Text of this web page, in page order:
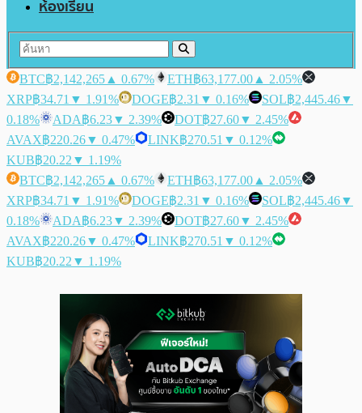
ห้องเรียน
BTC฿2,142,265 ▲ 0.67% ETH฿63,177.00 ▲ 2.05%
XRP฿34.71 ▼ 1.91% DOGE฿2.31 ▼ 0.16% SOL฿2,445.46▼
0.18%
ADA฿6.23▼ 2.39% DOT฿27.60▼ 2.45%
AVAX฿220.26▼ 0.47% LINK฿270.51 ▼ 0.12%
KUB฿20.22 ▼ 1.19%
BTC฿2,142,265 ▲ 0.67% ETH฿63,177.00 ▲ 2.05%
XRP฿34.71 ▼ 1.91% DOGE฿2.31 ▼ 0.16% SOL฿2,445.46▼
0.18%
ADA฿6.23▼ 2.39% DOT฿27.60▼ 2.45%
AVAX฿220.26▼ 0.47% LINK฿270.51 ▼ 0.12%
KUB฿20.22 ▼ 1.19%